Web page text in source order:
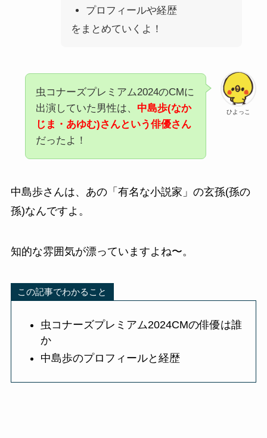
プロフィールや経歴
をまとめていくよ！
ひよっこ
虫コナーズプレミアム2024のCMに
出演していた男性は、 中島歩(なか
じま・あゆむ)さんという俳優さん
だったよ！
中島歩さんは、あの「有名な小説家」の玄孫(孫の
孫)なんですよ。
知的な雰囲気が漂っていますよね〜。
この記事でわかること
虫コナーズプレミアム2024CMの俳優は誰
か
中島歩のプロフィールと経歴